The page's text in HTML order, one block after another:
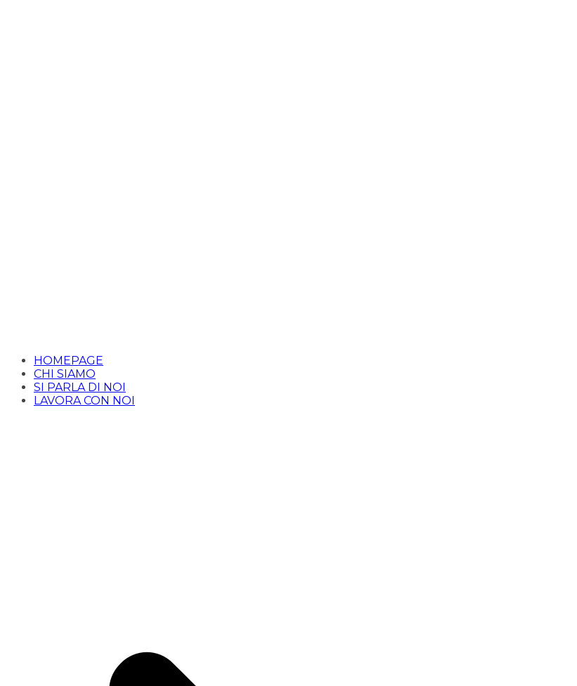
HOMEPAGE
CHI SIAMO
SI PARLA DI NOI
LAVORA CON NOI